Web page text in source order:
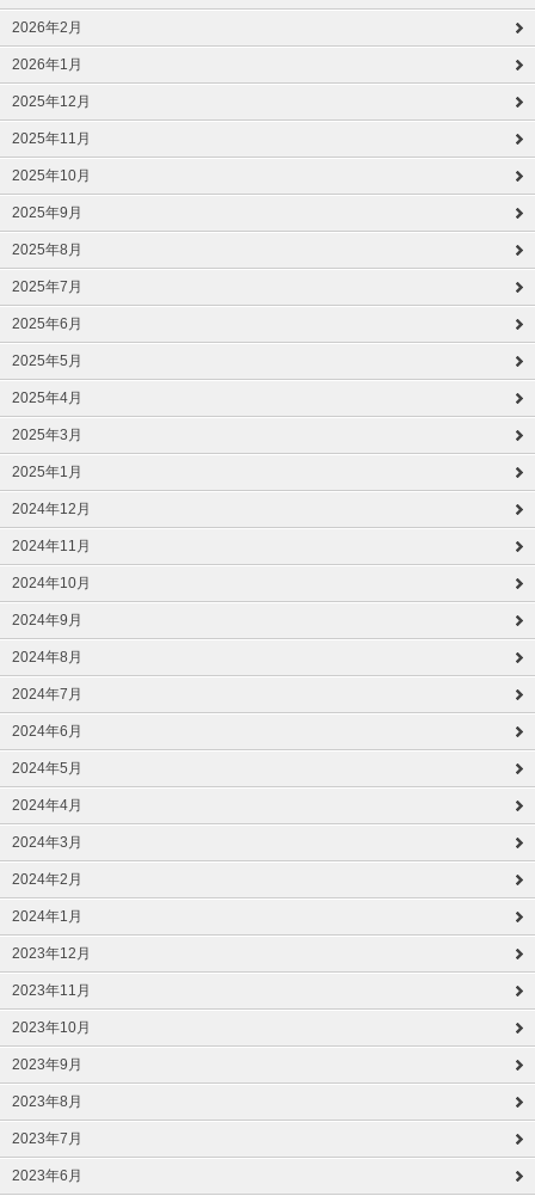
2026年2月
2026年1月
2025年12月
2025年11月
2025年10月
2025年9月
2025年8月
2025年7月
2025年6月
2025年5月
2025年4月
2025年3月
2025年1月
2024年12月
2024年11月
2024年10月
2024年9月
2024年8月
2024年7月
2024年6月
2024年5月
2024年4月
2024年3月
2024年2月
2024年1月
2023年12月
2023年11月
2023年10月
2023年9月
2023年8月
2023年7月
2023年6月